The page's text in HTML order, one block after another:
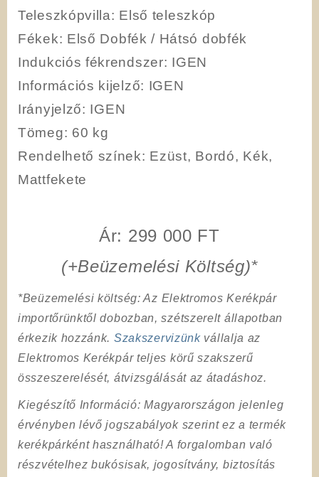
Teleszkópvilla: Első teleszkóp
Fékek: Első Dobfék / Hátsó dobfék
Indukciós fékrendszer: IGEN
Információs kijelző: IGEN
Irányjelző: IGEN
Tömeg: 60 kg
Rendelhető színek: Ezüst, Bordó, Kék,
Mattfekete
Ár: 299 000 FT
(+Beüzemelési Költség)*
*Beüzemelési költség: Az Elektromos Kerékpár
importőrünktől dobozban, szétszerelt állapotban
érkezik hozzánk. Szakszervizünk vállalja az
Elektromos Kerékpár teljes körű szakszerű
összeszerelését, átvizsgálását az átadáshoz.
Kiegészítő Információ: Magyarországon jelenleg
érvényben lévő jogszabályok szerint ez a termék
kerékpárként használható! A forgalomban való
részvételhez bukósisak, jogosítvány, biztosítás